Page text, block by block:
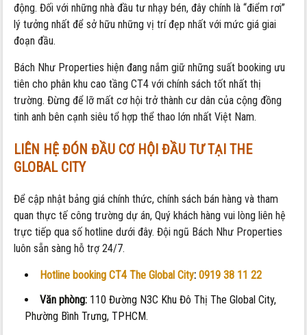
động. Đối với những nhà đầu tư nhạy bén, đây chính là “điểm rơi”
lý tưởng nhất để sở hữu những vị trí đẹp nhất với mức giá giai
đoạn đầu.
Bách Như Properties hiện đang nắm giữ những suất booking ưu
tiên cho phân khu cao tầng CT4 với chính sách tốt nhất thị
trường. Đừng để lỡ mất cơ hội trở thành cư dân của cộng đồng
tinh anh bên cạnh siêu tổ hợp thể thao lớn nhất Việt Nam.
LIÊN HỆ ĐÓN ĐẦU CƠ HỘI ĐẦU TƯ TẠI THE
GLOBAL CITY
Để cập nhật bảng giá chính thức, chính sách bán hàng và tham
quan thực tế công trường dự án, Quý khách hàng vui lòng liên hệ
trực tiếp qua số hotline dưới đây. Đội ngũ Bách Như Properties
luôn sẵn sàng hỗ trợ 24/7.
Hotline booking CT4 The Global City:0919 38 11 22
Văn phòng: 110 Đường N3C Khu Đô Thị The Global City,
Phường Bình Trưng, TPHCM.